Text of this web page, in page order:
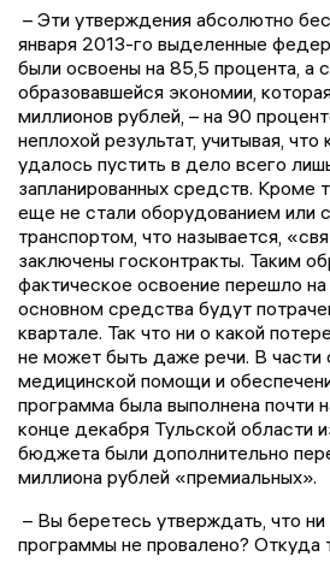
– Эти утверждения абсолютно
января 2013-го выделенные
были освоены на 85,5 процента, а
образовавшейся экономии,
миллионов рублей, – на 90
неплохой результат, учитывая, что
удалось пустить в дело всего
запланированных средств. Кроме
еще не стали оборудованием или
транспортом, что называется,
заключены госконтракты. Таким
фактическое освоение перешло на
основном средства будут
квартале. Так что ни о какой
не может быть даже речи. В части
медицинской помощи и
программа была выполнена почти
конце декабря Тульской области
бюджета были дополнительно
миллиона рублей «премиальных».
– Вы беретесь утверждать, что
программы не провалено? Откуда